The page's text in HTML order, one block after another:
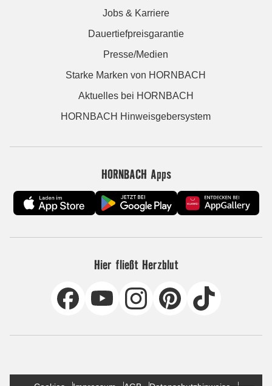
Jobs & Karriere
Dauertiefpreisgarantie
Presse/Medien
Starke Marken von HORNBACH
Aktuelles bei HORNBACH
HORNBACH Hinweisgebersystem
HORNBACH Apps
Hier fließt Herzblut